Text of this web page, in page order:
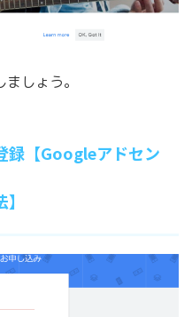
しょう。
録【Googleアドセン